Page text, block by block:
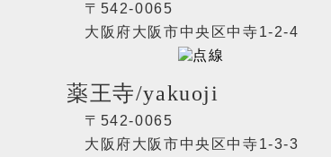
〒542-0065
大阪府大阪市中央区中寺1-2-4
薬王寺/yakuoji
〒542-0065
大阪府大阪市中央区中寺1-3-3